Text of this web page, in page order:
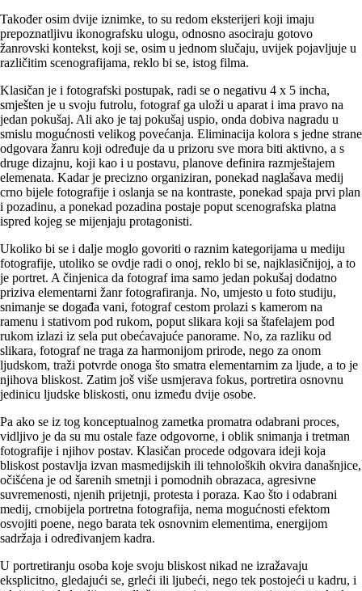
Također osim dvije iznimke, to su redom eksterijeri koji imaju
prepoznatljivu ikonografsku ulogu, odnosno asociraju gotovo
žanrovski kontekst, koji se, osim u jednom slučaju, uvijek pojavljuje u
različitim scenografijama, reklo bi se, istog filma.
Klasičan je i fotografski postupak, radi se o negativu 4 x 5 incha,
smješten je u svoju futrolu, fotograf ga uloži u aparat i ima pravo na
jedan pokušaj. Ali ako je taj pokušaj uspio, onda dobiva nagradu u
smislu mogućnosti velikog povećanja. Eliminacija kolora s jedne strane
odgovara žanru koji određuje da u prizoru sve mora biti aktivno, a s
druge dizajnu, koji kao i u postavu, planove definira razmještajem
elemenata. Kadar je precizno organiziran, ponekad naglašava medij
crno bijele fotografije i oslanja se na kontraste, ponekad spaja prvi plan
i pozadinu, a ponekad pozadina postaje poput scenografska platna
ispred kojeg se mijenjaju protagonisti.
Ukoliko bi se i dalje moglo govoriti o raznim kategorijama u mediju
fotografije, utoliko se ovdje radi o onoj, reklo bi se, najklasičnijoj, a to
je portret. A činjenica da fotograf ima samo jedan pokušaj dodatno
priziva elementarni žanr fotografiranja. No, umjesto u foto studiju,
snimanje se događa vani, fotograf cestom prolazi s kamerom na
ramenu i stativom pod rukom, poput slikara koji sa štafelajem pod
rukom izlazi iz sela put obećavajuće panorame. No, za razliku od
slikara, fotograf ne traga za harmonijom prirode, nego za onom
ljudskom, traži potvrde onoga što smatra elementarnim za ljude, a to je
njihova bliskost. Zatim još više usmjerava fokus, portretira osnovnu
jedinicu ljudske bliskosti, onu između dvije osobe.
Pa ako se iz tog konceptualnog zametka promatra odabrani proces,
vidljivo je da su mu ostale faze odgovorne, i oblik snimanja i tretman
fotografije i njihov postav. Klasičan procede odgovara ideji koja
bliskost postavlja izvan masmedijskih ili tehnoloških okvira današnjice,
očišćena je od šarenih smetnji i pomodnih obrazaca, agresivne
suvremenosti, njenih prijetnji, protesta i poraza. Kao što i odabrani
medij, crnobijela portretna fotografija, nema mogućnosti efektom
osvojiti poene, nego barata tek osnovnim elementima, energijom
sadržaja i određivanjem kadra.
U portretiranju osoba koje svoju bliskost nikad ne izražavaju
eksplicitno, gledajući se, grleći ili ljubeći, nego tek postojeći u kadru, i